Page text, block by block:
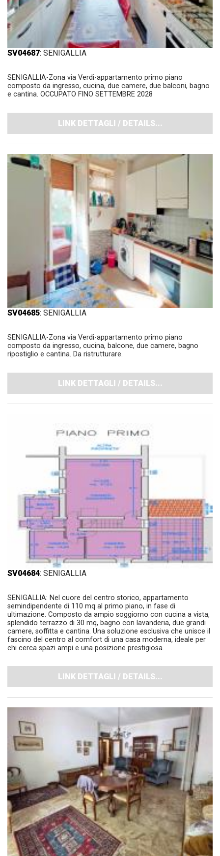
SV04687: SENIGALLIA
SENIGALLIA-Zona via Verdi-appartamento primo piano
composto da ingresso, cucina, due camere, due balconi, bagno
e cantina. OCCUPATO FINO SETTEMBRE 2028
LINK DETTAGLI / DETAILS...
SV04685: SENIGALLIA
SENIGALLIA-Zona via Verdi-appartamento primo piano
composto da ingresso, cucina, balcone, due camere, bagno
ripostiglio e cantina. Da ristrutturare.
LINK DETTAGLI / DETAILS...
SV04684: SENIGALLIA
SENIGALLIA: Nel cuore del centro storico, appartamento
semindipendente di 110 mq al primo piano, in fase di
ultimazione. Composto da ampio soggiorno con cucina a vista,
splendido terrazzo di 30 mq, bagno con lavanderia, due grandi
camere, soffitta e cantina. Una soluzione esclusiva che unisce il
fascino del centro al comfort di una casa moderna, ideale per
chi cerca spazi ampi e una posizione prestigiosa.
LINK DETTAGLI / DETAILS...